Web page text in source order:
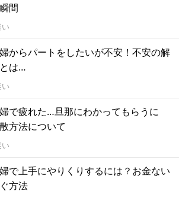
間
からパートをしたいが不安！不安の解
は…
で疲れた…旦那にわかってもらうに
方法について
で上手にやりくりするには？お金ない
方法